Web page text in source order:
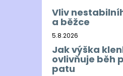
Vliv
a běžce
5.8.2026
Jak výška
ovlivňuje běh
patu